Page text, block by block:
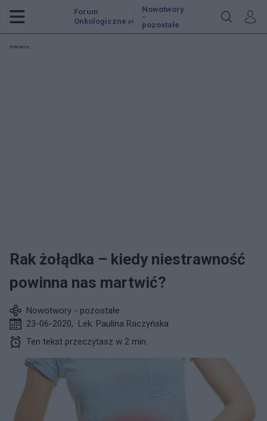
Forum
Onkologiczne .pl
Nowotwory
-
pozostałe
Reklama:
Rak żołądka – kiedy niestrawność
powinna nas martwić?
Nowotwory - pozostałe
23-06-2020, Lek. Paulina Raczyńska
Ten tekst przeczytasz w 2 min.